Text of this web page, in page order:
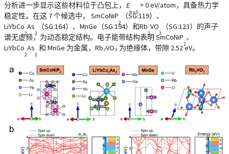
分析进一步显示这些材料位于凸包上， E
hull
= 0 eV/atom，具备热力学
稳定性。在这 7 个候选中， SmCoNiP
2
（SG:119）、
LiYbCo
2
As
2
（SG:164）、MnGe（SG:194）和Rb
2
VO
3
（SG:123）的声子
谱无虚频，为动态稳定结构。电子能带结构表明 SmCoNiP
2
、
LiYbCo
2
As
2
和 MnGe 为金属，Rb₂VO₃ 为绝缘体，带隙 2.52 eV。